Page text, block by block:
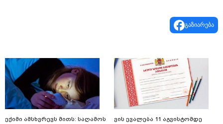
გაზიარება
ექიმი ამსხვრევს მითს: საღამოს
ვის ევალება 11 აგვისტომდე